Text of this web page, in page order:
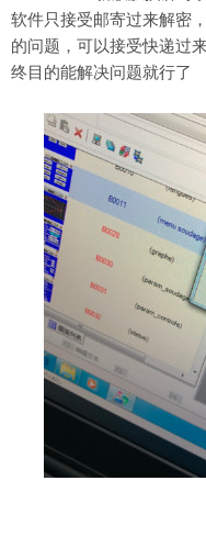
软件只接受邮寄过来解密
的问题，可以接受快递过
终目的能解决问题就行了